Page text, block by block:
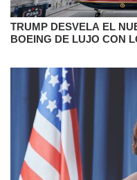
TRUMP DESVELA EL
BOEING DE LUJO CON